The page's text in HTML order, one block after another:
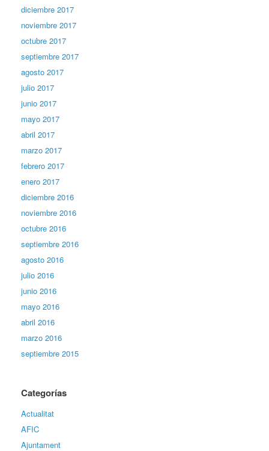
diciembre 2017
noviembre 2017
octubre 2017
septiembre 2017
agosto 2017
julio 2017
junio 2017
mayo 2017
abril 2017
marzo 2017
febrero 2017
enero 2017
diciembre 2016
noviembre 2016
octubre 2016
septiembre 2016
agosto 2016
julio 2016
junio 2016
mayo 2016
abril 2016
marzo 2016
septiembre 2015
Categorías
Actualitat
AFIC
Ajuntament